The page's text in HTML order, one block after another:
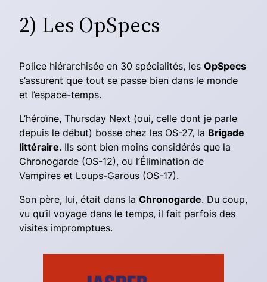
2) Les OpSpecs
Police hiérarchisée en 30 spécialités, les OpSpecs
s’assurent que tout se passe bien dans le monde
et l’espace-temps.
L’héroïne, Thursday Next (oui, celle dont je parle
depuis le début) bosse chez les OS-27, la Brigade
littéraire. Ils sont bien moins considérés que la
Chronogarde (OS-12), ou l’Élimination de
Vampires et Loups-Garous (OS-17).
Son père, lui, était dans la Chronogarde. Du coup,
vu qu’il voyage dans le temps, il fait parfois des
visites impromptues.